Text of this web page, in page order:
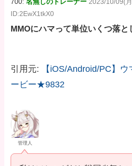
ID:2EwX1tkX0
MMOにハマって単位いくつ落と
引用元:
【iOS/Android/PC】
ービー★9832
管理人